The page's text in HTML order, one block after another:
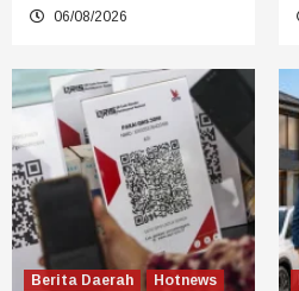
06/08/2026
Berita Daerah
Hotnews